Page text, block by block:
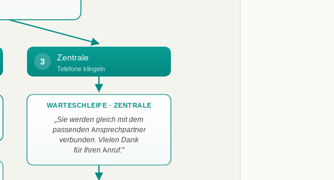
3 Zentrale
Telefone klingeln
WARTESCHLEIFE · ZENTRALE
„Sie werden gleich mit dem
passenden Ansprechpartner
verbunden. Vielen Dank
für Ihren Anruf."